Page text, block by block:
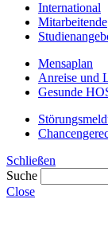
International
Mitarbeitende
Mensaplan
Anreise und
Gesunde
Schließen
Suche
Close